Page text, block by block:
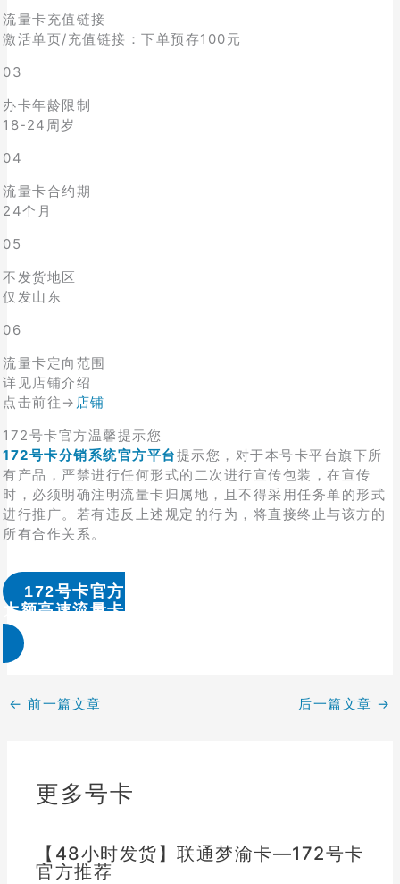
流量卡充值链接
激活单页/充值链接：下单预存100元
03
办卡年龄限制
18-24周岁
04
流量卡合约期
24个月
05
不发货地区
仅发山东
06
流量卡定向范围
详见店铺介绍
点击前往→ 店铺
172号卡官方温馨提示您
172号卡分销系统官方平台提示您，对于本号卡平台旗下所
有产品，严禁进行任何形式的二次进行宣传包装，在宣传
时，必须明确注明流量卡归属地，且不得采用任务单的形式
进行推广。若有违反上述规定的行为，将直接终止与该方的
所有合作关系。
172号卡官方
大额高速流量卡办理 & 流量卡代理加盟
← 前一篇文章 后一篇文章 →
更多号卡
【48小时发货】联通梦渝卡—172号卡
官方推荐